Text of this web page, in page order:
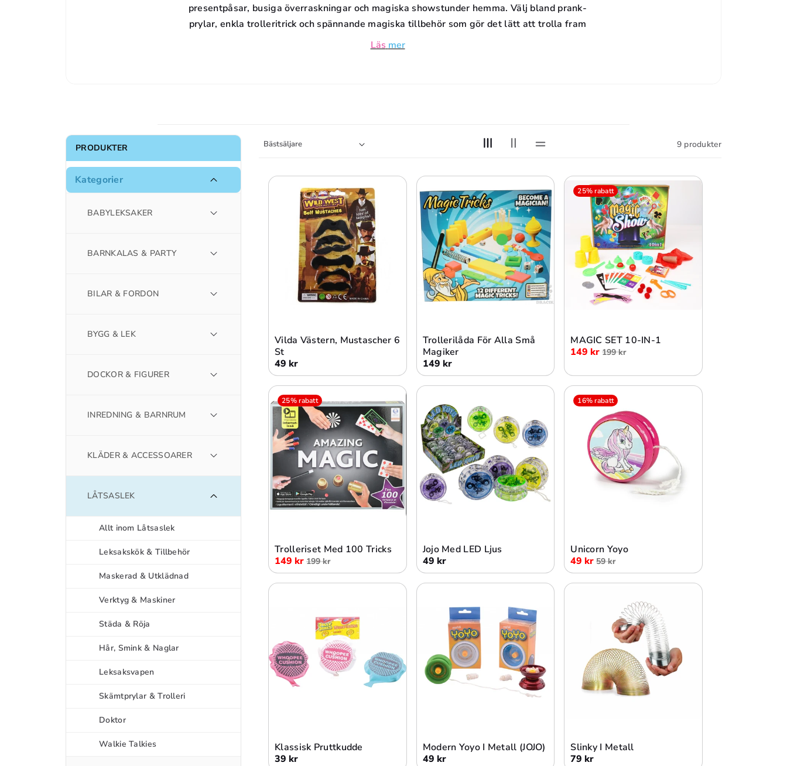
D
I
E
presentpåsar, busiga överraskningar och magiska showstunder hemma. Välj bland prank-
prylar, enkla trolleritrick och spännande magiska tillbehör som gör det lätt att trolla fram
Läs mer
9 produkter
PRODUKTER
Kategorier
BABYLEKSAKER
BARNKALAS & PARTY
BILAR & FORDON
BYGG & LEK
DOCKOR & FIGURER
INREDNING & BARNRUM
KLÄDER & ACCESSOARER
LÅTSASLEK
Allt inom Låtsaslek
Leksakskök & Tillbehör
Maskerad & Utklädnad
Verktyg & Maskiner
Städa & Röja
Hår, Smink & Naglar
Leksaksvapen
Skämtprylar & Trolleri
Doktor
Walkie Talkies
Vilda Västern, Mustascher 6
St
49 kr
Trollerilåda För Alla Små
Magiker
149 kr
25% rabatt
MAGIC SET 10-IN-1
149 kr 199 kr
25% rabatt
Trolleriset Med 100 Tricks
149 kr 199 kr
Jojo Med LED Ljus
49 kr
16% rabatt
Unicorn Yoyo
49 kr 59 kr
Klassisk Pruttkudde
39 kr
Modern Yoyo I Metall (JOJO)
49 kr
Slinky I Metall
79 kr